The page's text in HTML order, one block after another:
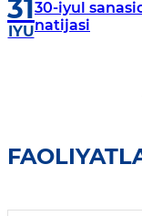
31
IYU
30-iyul
natijasi